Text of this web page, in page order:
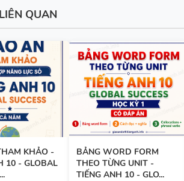
BẢNG WORD
- GLOBAL
ĐÁP ÁN
BẢNG WORD
UNIT - TIẾNG
SUCCESS -
QUAN
KHẢO -
10 - GLOBAL
BẢNG WORD FORM
THEO TỪNG UNIT -
TIẾNG ANH 10 - GLO...